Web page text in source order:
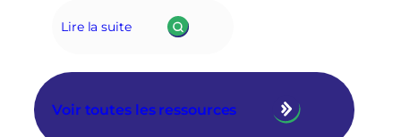
Lire la suite
Voir toutes les ressources